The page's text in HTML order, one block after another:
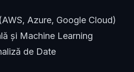
Azure, Google Cloud)
și Machine Learning
de Date